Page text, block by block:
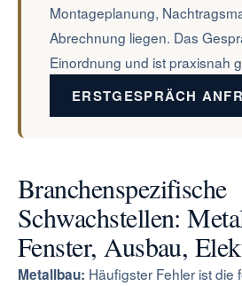
Montageplanung,
Abrechnung liegen. Das
Einordnung und ist praxisnah
ERSTGESPRÄCH
Branchenspezifische
Schwachstellen:
Fenster, Ausbau,
Metallbau: Häufigster Fehler ist die